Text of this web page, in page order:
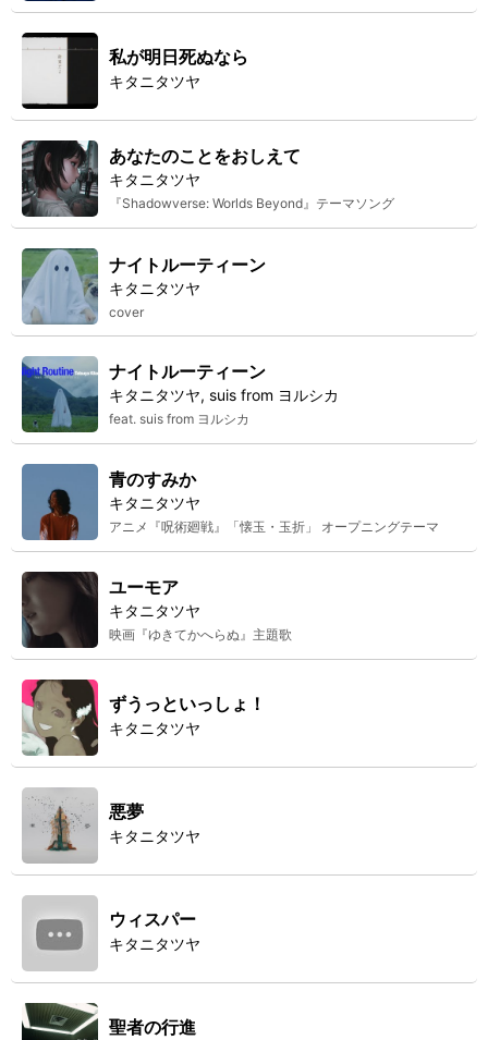
私が明日死ぬなら
キタニタツヤ
あなたのことをおしえて
キタニタツヤ
『Shadowverse: Worlds Beyond』テーマソング
ナイトルーティーン
キタニタツヤ
cover
ナイトルーティーン
キタニタツヤ, suis from ヨルシカ
feat. suis from ヨルシカ
青のすみか
キタニタツヤ
アニメ『呪術廻戦』「懐玉・玉折」 オープニングテーマ
ユーモア
キタニタツヤ
映画『ゆきてかへらぬ』主題歌
ずうっといっしょ！
キタニタツヤ
悪夢
キタニタツヤ
ウィスパー
キタニタツヤ
聖者の行進